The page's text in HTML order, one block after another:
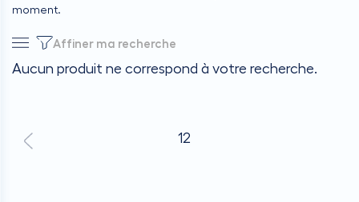
moment.
Affiner ma recherche
Aucun produit ne correspond à votre recherche.
12